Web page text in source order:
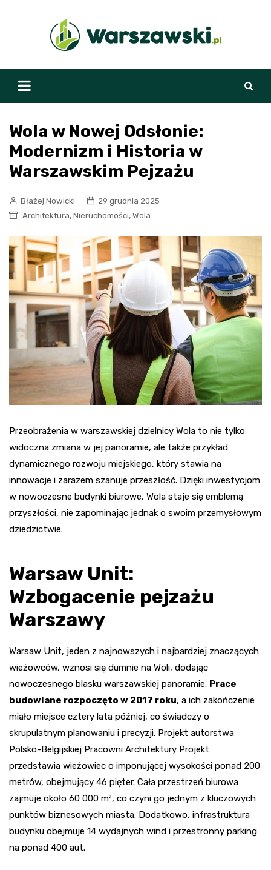
Wola w Nowej Odsłonie:
Modernizm i Historia w
Warszawskim Pejzażu
Błażej Nowicki
29 grudnia 2025
Architektura, Nieruchomości, Wola
Przeobrażenia w warszawskiej dzielnicy Wola to nie tylko
widoczna zmiana w jej panoramie, ale także przykład
dynamicznego rozwoju miejskiego, który stawia na
innowacje i zarazem szanuje przeszłość. Dzięki inwestycjom
w nowoczesne budynki biurowe, Wola staje się emblemą
przyszłości, nie zapominając jednak o swoim przemysłowym
dziedzictwie.
Warsaw Unit:
Wzbogacenie pejzażu
Warszawy
Warsaw Unit, jeden z najnowszych i najbardziej znaczących
wieżowców, wznosi się dumnie na Woli, dodając
nowoczesnego blasku warszawskiej panoramie. Prace
budowlane rozpoczęto w 2017 roku, a ich zakończenie
miało miejsce cztery lata później, co świadczy o
skrupulatnym planowaniu i precyzji. Projekt autorstwa
Polsko-Belgijskiej Pracowni Architektury Projekt
przedstawia wieżowiec o imponującej wysokości ponad 200
metrów, obejmujący 46 pięter. Cała przestrzeń biurowa
zajmuje około 60 000 m², co czyni go jednym z kluczowych
punktów biznesowych miasta. Dodatkowo, infrastruktura
budynku obejmuje 14 wydajnych wind i przestronny parking
na ponad 400 aut.